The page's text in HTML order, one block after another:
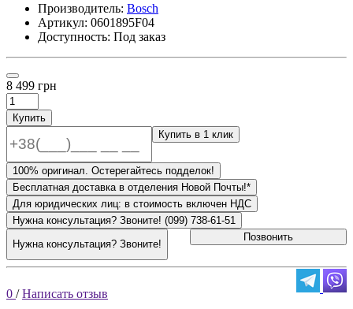
Производитель: Bosch
Артикул: 0601895F04
Доступность: Под заказ
8 499 грн
Купить
Купить в 1 клик
100% оригинал. Остерегайтесь подделок!
Бесплатная доставка в отделения Новой Почты!*
Для юридических лиц: в стоимость включен НДС
Нужна консультация? Звоните! (099) 738-61-51
Нужна консультация? Звоните!
Позвонить
0 /Написать отзыв